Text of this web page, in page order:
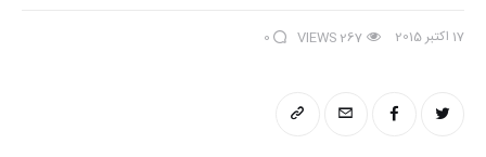
از اقالیم دگر
17 اکتبر 2015 267
VIEWS
0